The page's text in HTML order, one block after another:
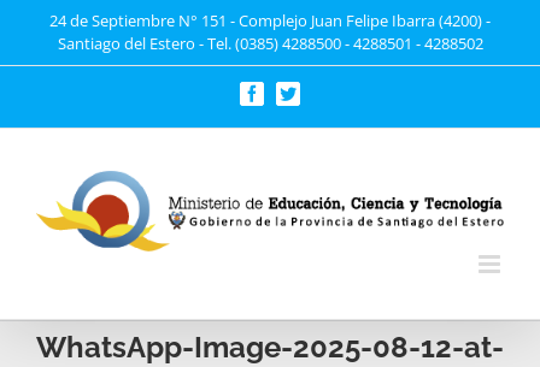
24 de Septiembre N° 151 - Complejo Juan Felipe Ibarra (4200) -
Santiago del Estero - Tel. (0385) 4288500 - 4288501 - 4288502
FacebookTwitter
WhatsApp-Image-2025-08-12-at-